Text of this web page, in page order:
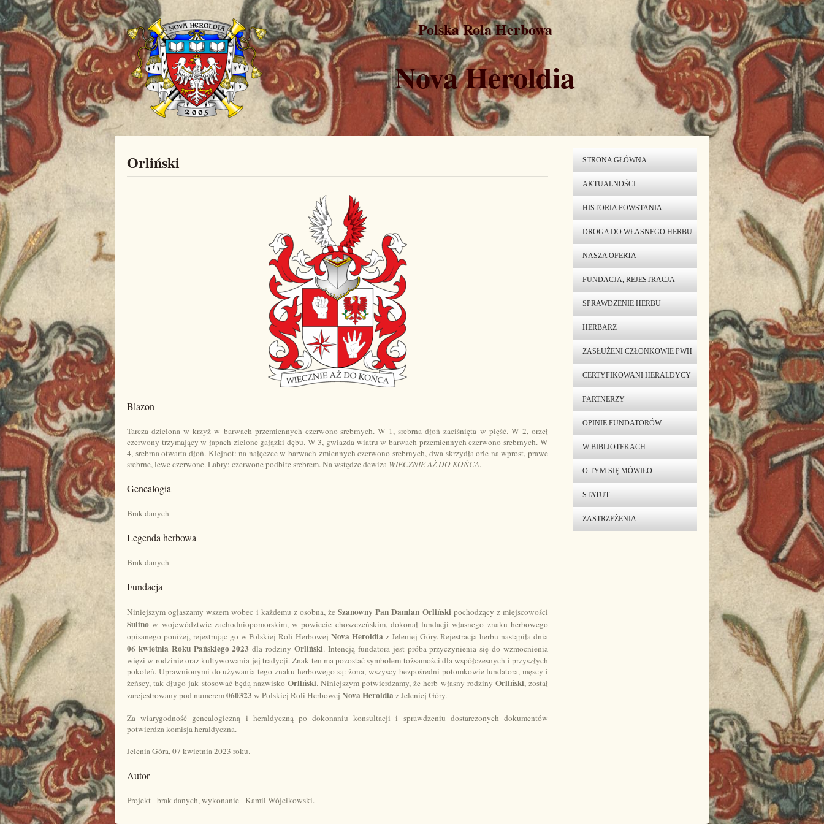
Polska Rola Herbowa
Nova Heroldia
Orliński
Blazon
Tarcza dzielona w krzyż w barwach przemiennych czerwono-srebrnych. W 1,srebrna dłoń zaciśnięta w pięść. W 2, orzeł
czerwony trzymający w łapach zielone gałązki dębu. W 3, gwiazda wiatru w barwach przemiennych czerwono-srebrnych. W
4, srebrna otwarta dłoń. Klejnot: na nałęczce w barwach zmiennych czerwono-srebrnych, dwa skrzydła orle na wprost, prawe
srebrne, lewe czerwone. Labry: czerwone podbite srebrem. Na wstędze dewiza WIECZNIE AŻ DO KOŃCA.
Genealogia
Brak danych
Legenda herbowa
Brak danych
Fundacja
Niniejszym ogłaszamy wszem wobec i każdemu z osobna, żeSzanowny Pan Damian Orliński pochodzący z miejscowości
Sulinow województwie zachodniopomorskim, w powiecie choszczeńskim, dokonał fundacji własnego znaku herbowego
opisanego poniżej, rejestrując go w Polskiej Roli Herbowej Nova Heroldiaz Jeleniej Góry. Rejestracja herbu nastąpiła dnia
06 kwietnia Roku Pańskiego 2023 dla rodzinyOrliński. Intencją fundatora jest próba przyczynienia się do wzmocnienia
więzi w rodzinie oraz kultywowania jej tradycji. Znak ten ma pozostać symbolem tożsamości dla współczesnych i przyszłych
pokoleń. Uprawnionymi do używania tego znaku herbowego są: żona, wszyscy bezpośredni potomkowie fundatora, męscy i
żeńscy, tak długo jak stosować będą nazwisko Orliński. Niniejszym potwierdzamy, że herb własny rodziny Orliński, został
zarejestrowany pod numerem060323 w Polskiej Roli Herbowej Nova Heroldiaz Jeleniej Góry.
Za wiarygodność genealogiczną i heraldyczną po dokonaniu konsultacji i sprawdzeniu dostarczonych dokumentów
potwierdza komisja heraldyczna.
Jelenia Góra, 07 kwietnia 2023 roku.
Autor
Projekt - brak danych, wykonanie - Kamil Wójcikowski.
STRONA GŁÓWNA
AKTUALNOŚCI
HISTORIA POWSTANIA
DROGA DO WŁASNEGO HERBU
NASZA OFERTA
FUNDACJA, REJESTRACJA
SPRAWDZENIE HERBU
HERBARZ
ZASŁUŻENI CZŁONKOWIE PWH
CERTYFIKOWANI HERALDYCY
PARTNERZY
OPINIE FUNDATORÓW
W BIBLIOTEKACH
O TYM SIĘ MÓWIŁO
STATUT
ZASTRZEŻENIA